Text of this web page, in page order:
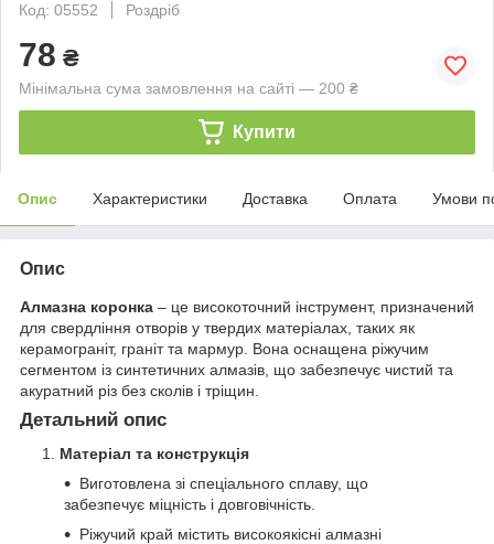
Код: 05552
Роздріб
78 ₴
Мінімальна сума замовлення на сайті — 200 ₴
Купити
Опис Характеристики Доставка Оплата Умови
Опис
Алмазна коронка – це високоточний інструмент, призначений
для свердління отворів у твердих матеріалах, таких як
керамограніт, граніт та мармур. Вона оснащена ріжучим
сегментом із синтетичних алмазів, що забезпечує чистий та
акуратний різ без сколів і тріщин.
Детальний опис
Матеріал та конструкція
Виготовлена зі спеціального сплаву, що
забезпечує міцність і довговічність.
Ріжучий край містить високоякісні алмазні